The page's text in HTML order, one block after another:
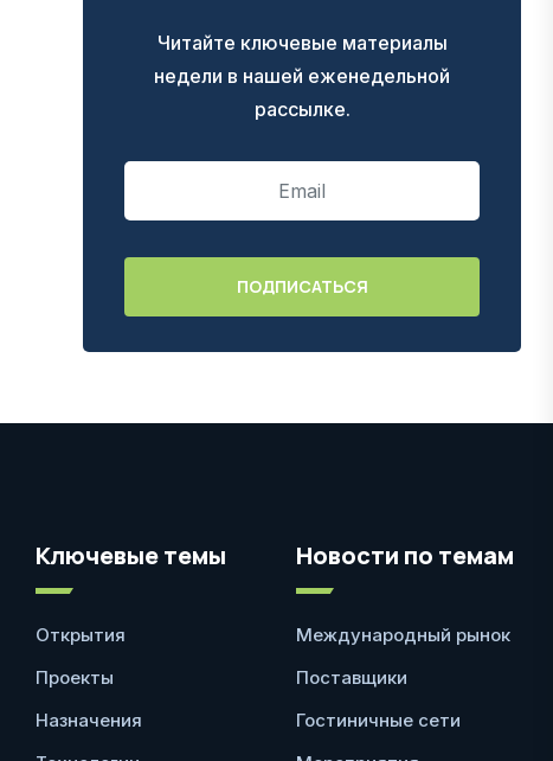
Читайте ключевые материалы
недели в нашей еженедельной
рассылке.
Ключевые темы
Открытия
Проекты
Назначения
Новости по темам
Международный рынок
Поставщики
Гостиничные сети